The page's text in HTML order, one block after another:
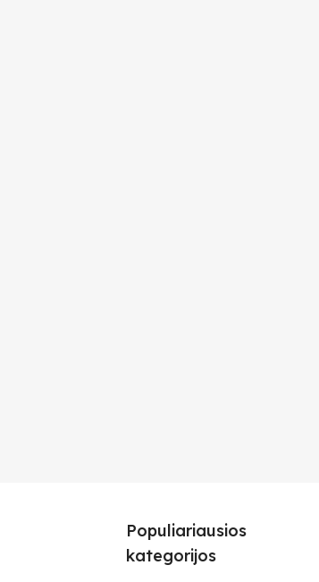
Populiariausios
kategorijos